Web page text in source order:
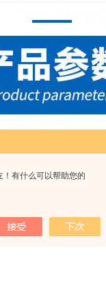
！有什么可以帮助您的